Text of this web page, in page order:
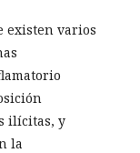
existen varios
ilícitas, y
la